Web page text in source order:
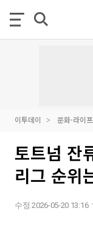
이투데이 문화·라이프
토트넘 잔
리그 순위
수정 2026-05-20 13:16